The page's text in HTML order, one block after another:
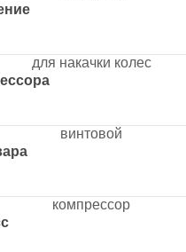
для накачки колес
винтовой
компрессор